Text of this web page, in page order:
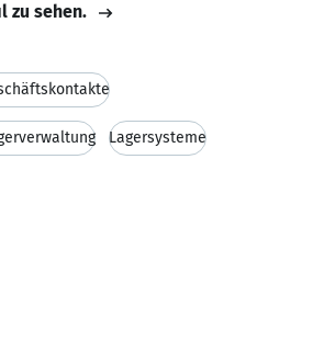
zu sehen.
Lagersysteme